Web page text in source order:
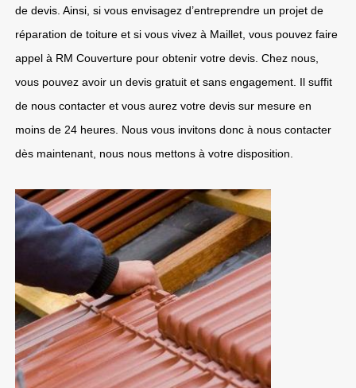
de devis. Ainsi, si vous envisagez d’entreprendre un projet de
réparation de toiture et si vous vivez à Maillet, vous pouvez faire
appel à RM Couverture pour obtenir votre devis. Chez nous,
vous pouvez avoir un devis gratuit et sans engagement. Il suffit
de nous contacter et vous aurez votre devis sur mesure en
moins de 24 heures. Nous vous invitons donc à nous contacter
dès maintenant, nous nous mettons à votre disposition.